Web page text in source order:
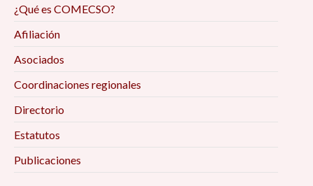
sociales, en tiempos de pandemia 9:00 am
discapacidad: diálogo desde los estudios
Críticos 9:00 am
entre Aldama y Santa Martha, Chenalhó
¿Qué es COMECSO?
Afiliación
Asociados
Coordinaciones regionales
Directorio
Estatutos
Publicaciones